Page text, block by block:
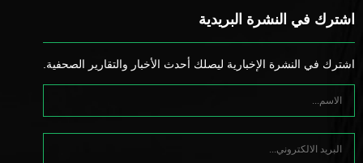
اشترك في النشرة البريدية
اشترك في النشرة الإخبارية ليصلك أحدث الأخبار والتقارير الصحفية.